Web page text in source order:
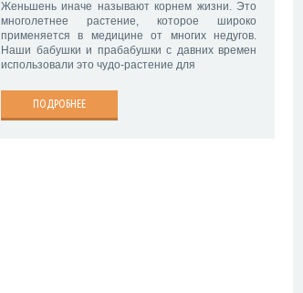
Женьшень иначе называют корнем жизни. Это
многолетнее растение, которое широко
применяется в медицине от многих недугов.
Наши бабушки и прабабушки с давних времен
использовали это чудо-растение для
ПОДРОБНЕЕ